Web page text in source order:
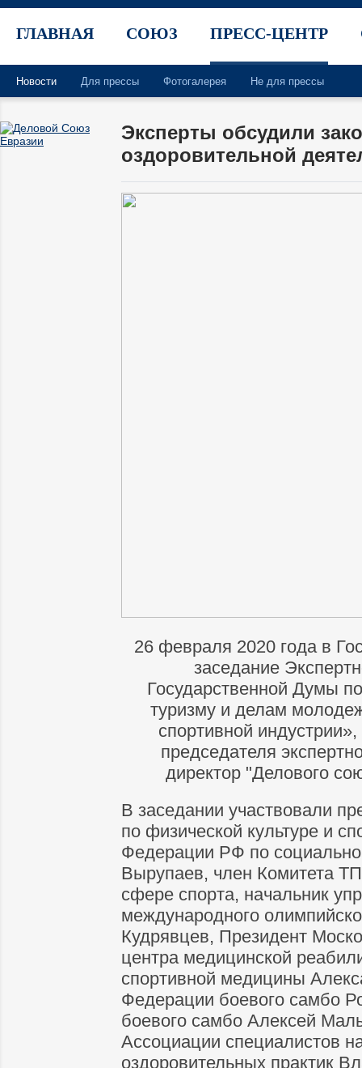
ГЛАВНАЯ СОЮЗ ПРЕСС-ЦЕНТР
Новости Для прессы Фотогалерея Не для прессы
Эксперты обсудили
оздоровительной
26 февраля 2020 года в
заседание
Государственной Думы
туризму и делам
спортивной
председателя
директор "Делового
В заседании участвовали
по физической культуре и
Федерации РФ по
Вырупаев, член Комитета
сфере спорта, начальник
международного
Кудрявцев, Президент
центра медицинской
спортивной медицины
Федерации боевого самбо
боевого самбо Алексей
Ассоциации специалистов
оздоровительных практик